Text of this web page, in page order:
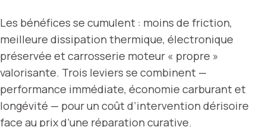
Les bénéfices se cumulent : moins de friction,
meilleure dissipation thermique, électronique
préservée et carrosserie moteur « propre »
valorisante. Trois leviers se combinent —
performance immédiate, économie carburant et
longévité — pour un coût d’intervention dérisoire
face au prix d’une réparation curative.